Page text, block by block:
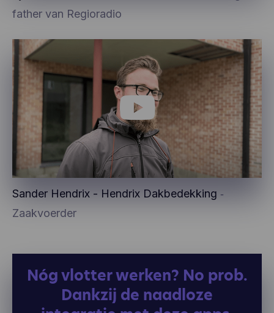
father van Regioradio
Sander Hendrix - Hendrix Dakbedekking ‐
Zaakvoerder
Nóg vlotter werken? No prob.
Dankzij de naadloze